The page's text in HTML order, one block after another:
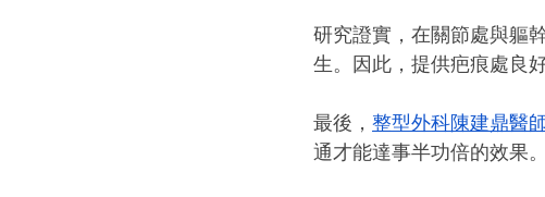
研究證實，在關節處與軀
生。因此，提供疤痕處良
最後， 整型外科陳建鼎醫
通才能達事半功倍的效果。